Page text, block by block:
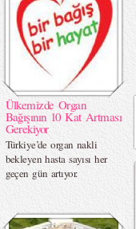
Ülkemizde Organ
Bağışının 10 Kat Artması
Gerekiyor
Türkiye’de organ nakli
bekleyen hasta sayısı her
geçen gün artıyor.